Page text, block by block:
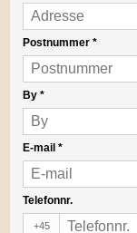
Postnummer *
By *
E-mail *
Telefonnr.
+45